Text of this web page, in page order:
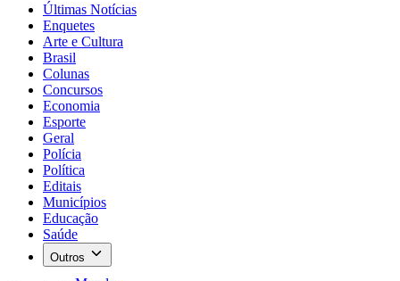
Últimas Notícias
Enquetes
Arte e Cultura
Brasil
Colunas
Concursos
Economia
Esporte
Geral
Polícia
Política
Editais
Municípios
Educação
Saúde
Outros